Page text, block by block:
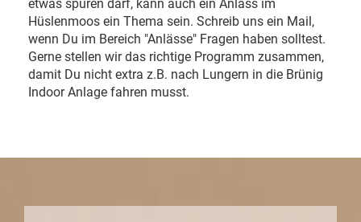
etwas spüren darf, kann auch ein Anlass im
Hüslenmoos ein Thema sein. Schreib uns ein Mail,
wenn Du im Bereich "Anlässe" Fragen haben solltest.
Gerne stellen wir das richtige Programm zusammen,
damit Du nicht extra z.B. nach Lungern in die Brünig
Indoor Anlage fahren musst.